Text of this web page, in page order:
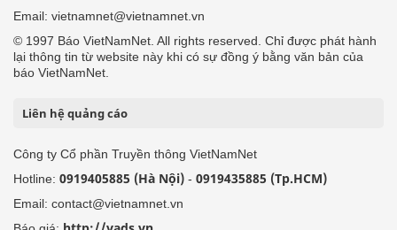
Email: vietnamnet@vietnamnet.vn
© 1997 Báo VietNamNet. All rights reserved. Chỉ được phát hành
lại thông tin từ website này khi có sự đồng ý bằng văn bản của
báo VietNamNet.
Liên hệ quảng cáo
Công ty Cổ phần Truyền thông VietNamNet
Hotline: 0919405885 (Hà Nội) - 0919435885 (Tp.HCM)
Email: contact@vietnamnet.vn